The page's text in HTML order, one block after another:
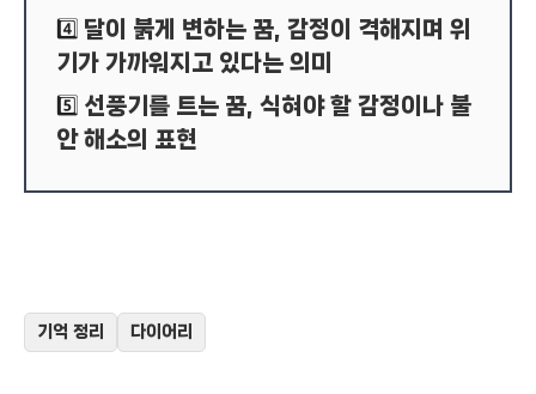
4️⃣ 달이 붉게 변하는 꿈, 감정이 격해지며 위
기가 가까워지고 있다는 의미
5️⃣ 선풍기를 트는 꿈, 식혀야 할 감정이나 불
안 해소의 표현
기억 정리 다이어리